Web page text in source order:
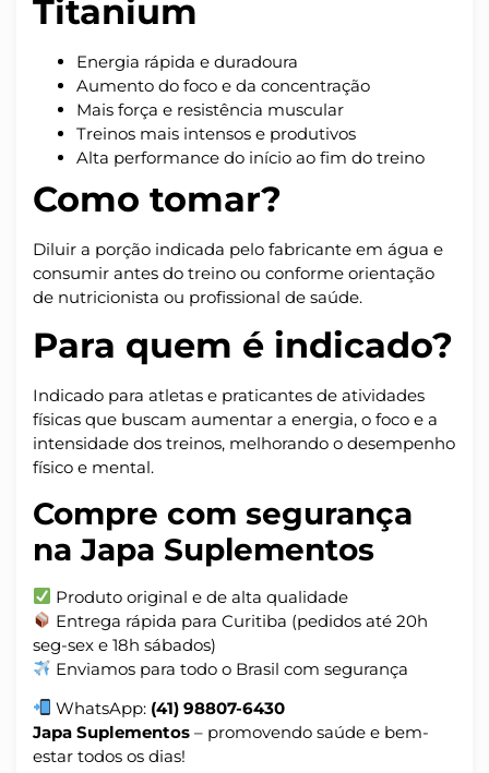
Titanium
Energia rápida e duradoura
Aumento do foco e da concentração
Mais força e resistência muscular
Treinos mais intensos e produtivos
Alta performance do início ao fim do treino
Como tomar?
Diluir a porção indicada pelo fabricante em água e
consumir antes do treino ou conforme orientação
de nutricionista ou profissional de saúde.
Para quem é indicado?
Indicado para atletas e praticantes de atividades
físicas que buscam aumentar a energia, o foco e a
intensidade dos treinos, melhorando o desempenho
físico e mental.
Compre com segurança
na Japa Suplementos
Produto original e de alta qualidade
Entrega rápida para Curitiba (pedidos até 20h
seg-sex e 18h sábados)
Enviamos para todo o Brasil com segurança
WhatsApp: (41) 98807-6430
Japa Suplementos – promovendo saúde e bem-
estar todos os dias!